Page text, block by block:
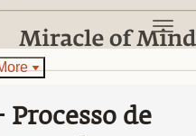
Processo de